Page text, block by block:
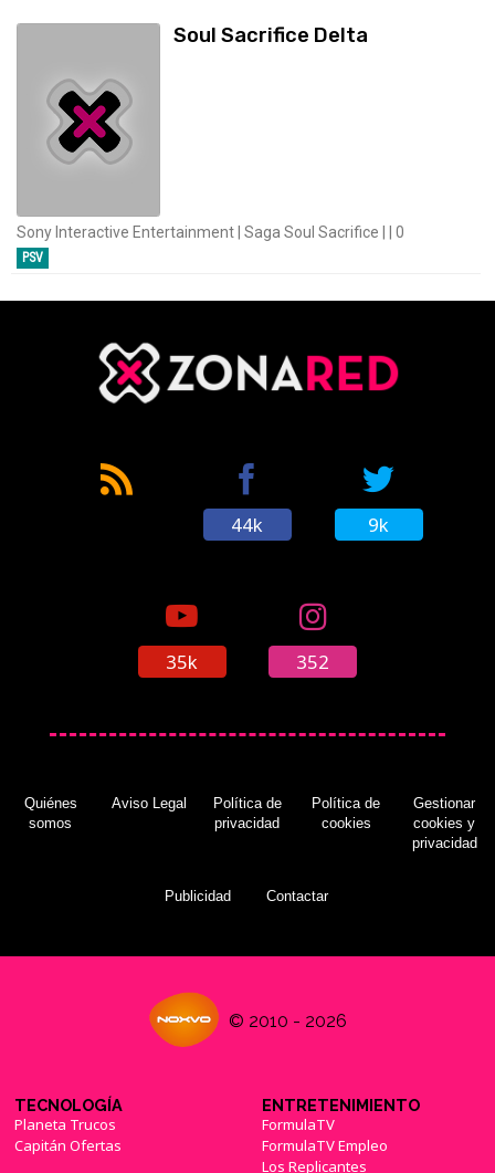
Soul Sacrifice Delta
Sony Interactive Entertainment | Saga Soul Sacrifice | | 0
PSV
44k 9k
35k 352
Quiénes
somos
Aviso Legal
Política de
privacidad
Política de
cookies
Gestionar
cookies y
privacidad
Publicidad Contactar
© 2010 - 2026
TECNOLOGÍA
Planeta Trucos
Capitán Ofertas
ENTRETENIMIENTO
FormulaTV
FormulaTV Empleo
Los Replicantes